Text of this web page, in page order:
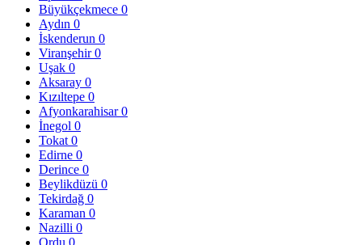
Büyükçekmece 0
Aydın 0
İskenderun 0
Viranşehir0
Uşak 0
Aksaray 0
Kızıltepe 0
Afyonkarahisar0
İnegol 0
Tokat 0
Edirne 0
Derince 0
Beylikdüzü 0
Tekirdağ 0
Karaman 0
Nazilli 0
Ordu 0